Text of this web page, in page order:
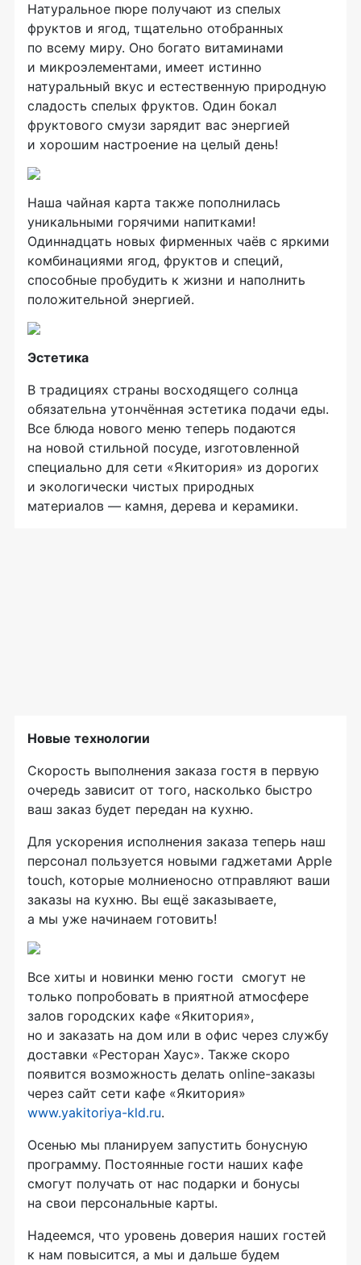
Натуральное пюре получают из спелых
фруктов и ягод, тщательно отобранных
по всему миру. Оно богато витаминами
и микроэлементами, имеет истинно
натуральный вкус и естественную природную
сладость спелых фруктов. Один бокал
фруктового смузи зарядит вас энергией
и хорошим настроение на целый день!
Наша чайная карта также пополнилась
уникальными горячими напитками!
Одиннадцать новых фирменных чаёв с яркими
комбинациями ягод, фруктов и специй,
способные пробудить к жизни и наполнить
положительной энергией.
Эстетика
В традициях страны восходящего солнца
обязательна утончённая эстетика подачи еды.
Все блюда нового меню теперь подаются
на новой стильной посуде, изготовленной
специально для сети «Якитория» из дорогих
и экологически чистых природных
материалов — камня, дерева и керамики.
Новые технологии
Скорость выполнения заказа гостя в первую
очередь зависит от того, насколько быстро
ваш заказ будет передан на кухню.
Для ускорения исполнения заказа теперь наш
персонал пользуется новыми гаджетами Аpрle
touch, которые молниеносно отправляют ваши
заказы на кухню. Вы ещё заказываете,
а мы уже начинаем готовить!
Все хиты и новинки меню гости смогут не
только попробовать в приятной атмосфере
залов городских кафе «Якитория»,
но и заказать на дом или в офис через службу
доставки «Ресторан Хаус». Также скоро
появится возможность делать online-заказы
через сайт сети кафе «Якитория»
www.yakitoriya-kld.ru.
Осенью мы планируем запустить бонусную
программу. Постоянные гости наших кафе
смогут получать от нас подарки и бонусы
на свои персональные карты.
Надеемся, что уровень доверия наших гостей
к нам повысится, а мы и дальше будем